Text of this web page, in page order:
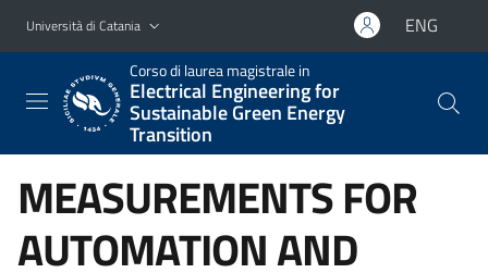
Vai al contenuto principale
Vai al menu di navigazione
Università di Catania ENG
Corso di laurea magistrale in
Electrical Engineering for
Sustainable Green Energy
Transition
MEASUREMENTS FOR
AUTOMATION AND